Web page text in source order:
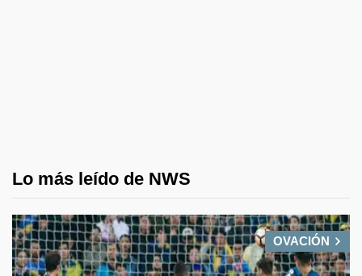
Lo más leído de NWS
OVACIÓN